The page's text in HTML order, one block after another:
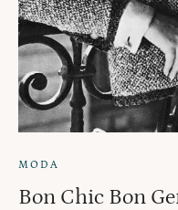
MODA
Bon Chic Bon